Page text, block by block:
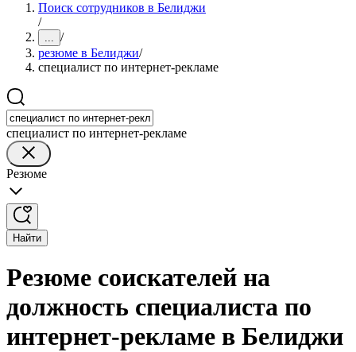
Поиск сотрудников в Белиджи
/
... /
резюме в Белиджи/
специалист по интернет-рекламе
специалист по интернет-рекламе
Резюме
Найти
Резюме соискателей на
должность специалиста по
интернет-рекламе в Белиджи